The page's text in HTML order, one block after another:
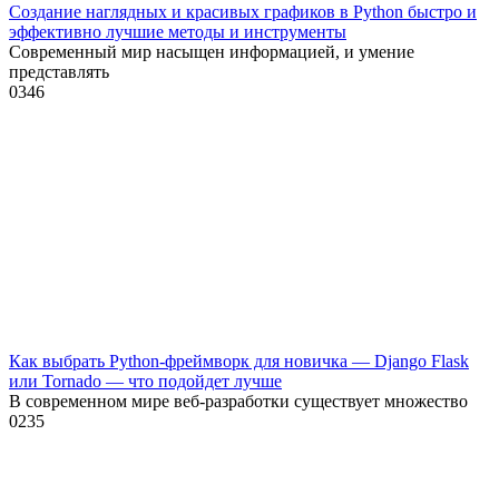
Создание наглядных и красивых графиков в Python быстро и
эффективно лучшие методы и инструменты
Современный мир насыщен информацией, и умение
представлять
0346
Как выбрать Python-фреймворк для новичка — Django Flask
или Tornado — что подойдет лучше
В современном мире веб-разработки существует множество
0235